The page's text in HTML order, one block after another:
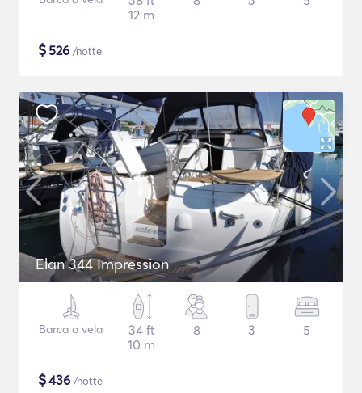
12 m
$526 /notte
Elan 344 Impression
Barca a vela
34 ft
10 m
8 3 5
$436 /notte